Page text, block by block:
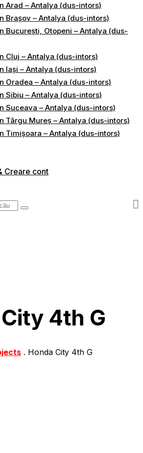
Arad – Antalya (dus-intors)
Brașov – Antalya (dus-intors)
București, Otopeni – Antalya (dus-
Cluj – Antalya (dus-intors)
Iași – Antalya (dus-intors)
Oradea – Antalya (dus-intors)
Sibiu – Antalya (dus-intors)
Suceava – Antalya (dus-intors)
Târgu Mureș – Antalya (dus-intors)
Timișoara – Antalya (dus-intors)
Creare cont
4th G
. Honda City 4th G